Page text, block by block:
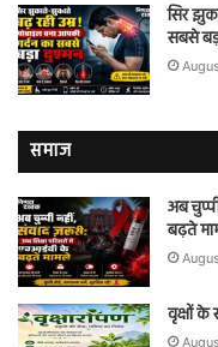
सिर
सबसे
समाज
अब
बढ़ते
वृक्षों के